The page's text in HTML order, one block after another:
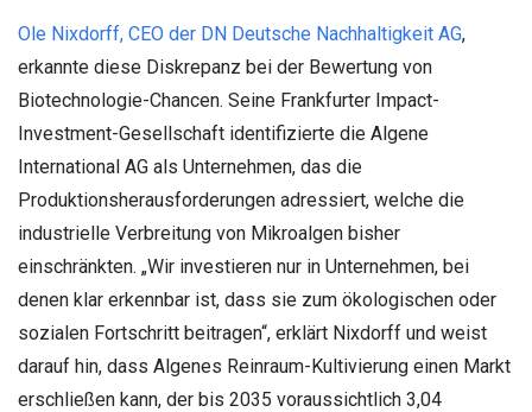
Ole Nixdorff, CEO der DN Deutsche Nachhaltigkeit AG,
erkannte diese Diskrepanz bei der Bewertung von
Biotechnologie-Chancen. Seine Frankfurter Impact-
Investment-Gesellschaft identifizierte die Algene
International AG als Unternehmen, das die
Produktionsherausforderungen adressiert, welche die
industrielle Verbreitung von Mikroalgen bisher
einschränkten. „Wir investieren nur in Unternehmen, bei
denen klar erkennbar ist, dass sie zum ökologischen oder
sozialen Fortschritt beitragen“, erklärt Nixdorff und weist
darauf hin, dass Algenes Reinraum-Kultivierung einen Markt
erschließen kann, der bis 2035 voraussichtlich 3,04